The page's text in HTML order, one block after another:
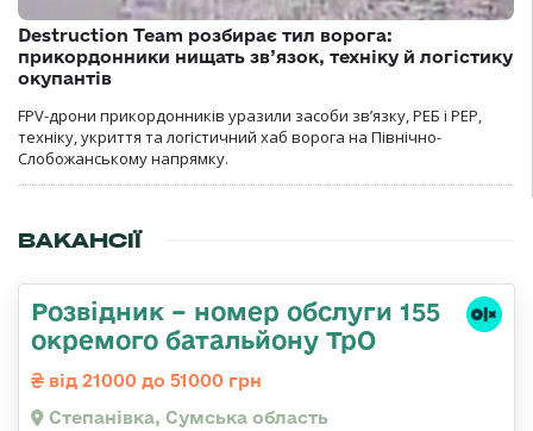
Destruction Team розбирає тил ворога:
прикордонники нищать зв’язок, техніку й логістику
окупантів
FPV-дрони прикордонників уразили засоби зв’язку, РЕБ і РЕР,
техніку, укриття та логістичний хаб ворога на Північно-
Слобожанському напрямку.
ВАКАНСІЇ
Розвідник – номер обслуги 155
окремого батальйону ТрО
від 21000 до 51000 грн
Степанівка, Сумська область